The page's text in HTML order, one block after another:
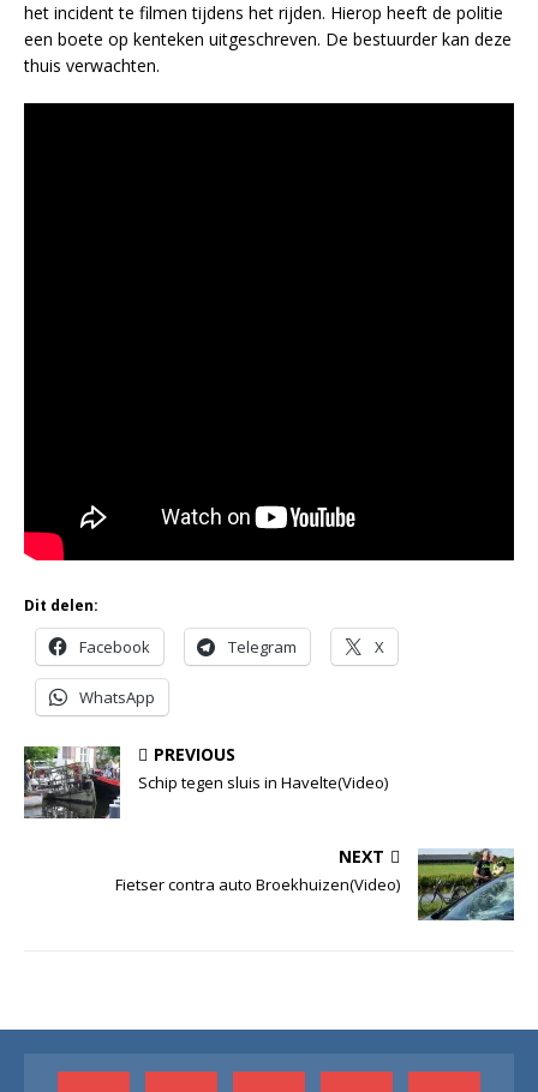
het incident te filmen tijdens het rijden. Hierop heeft de politie
een boete op kenteken uitgeschreven. De bestuurder kan deze
thuis verwachten.
Dit delen:
Facebook Telegram X
WhatsApp
PREVIOUS
Schip tegen sluis in Havelte(Video)
NEXT
Fietser contra auto Broekhuizen(Video)